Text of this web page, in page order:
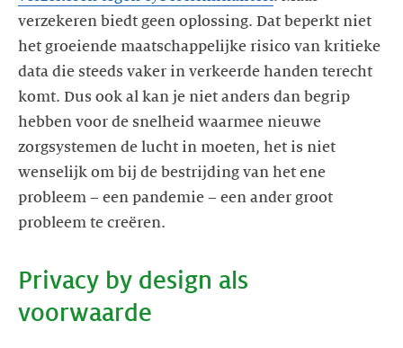
verzekeren biedt geen oplossing. Dat beperkt niet
het groeiende maatschappelijke risico van kritieke
data die steeds vaker in verkeerde handen terecht
komt. Dus ook al kan je niet anders dan begrip
hebben voor de snelheid waarmee nieuwe
zorgsystemen de lucht in moeten, het is niet
wenselijk om bij de bestrijding van het ene
probleem – een pandemie – een ander groot
probleem te creëren.
Privacy by design als
voorwaarde